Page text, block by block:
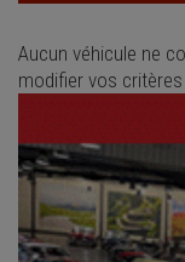
Aucun véhicule ne
modifier vos critères